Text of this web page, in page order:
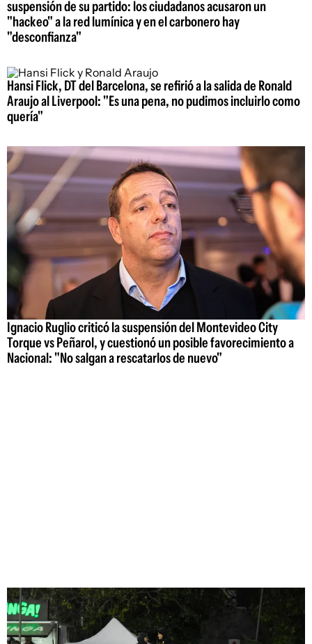
suspensión de su partido: los ciudadanos acusaron un
"hackeo" a la red lumínica y en el carbonero hay
"desconfianza"
Hansi Flick, DT del Barcelona, se refirió a la salida de Ronald
Araujo al Liverpool: "Es una pena, no pudimos incluirlo como
quería"
Ignacio Ruglio criticó la suspensión del Montevideo City
Torque vs Peñarol, y cuestionó un posible favorecimiento a
Nacional: "No salgan a rescatarlos de nuevo"